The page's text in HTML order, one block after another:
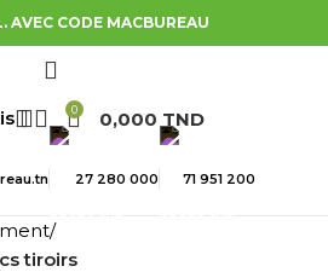
AVEC CODE MACBUREAU
0 0,000 TND
27 280 000 71 951 200
tiroirs